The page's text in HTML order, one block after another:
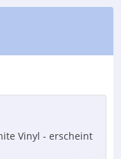
Vinyl - erscheint